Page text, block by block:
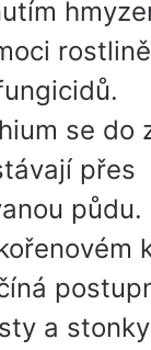
se do
přes
půdu.
a stonky